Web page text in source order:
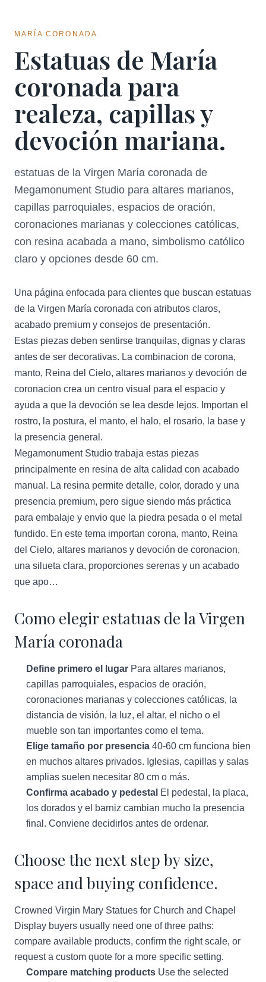
MARÍA CORONADA
Estatuas de María
coronada para
realeza, capillas y
devoción mariana.
estatuas de la Virgen María coronada de
Megamonument Studio para altares marianos,
capillas parroquiales, espacios de oración,
coronaciones marianas y colecciones católicas,
con resina acabada a mano, simbolismo católico
claro y opciones desde 60 cm.
Una página enfocada para clientes que buscan estatuas
de la Virgen María coronada con atributos claros,
acabado premium y consejos de presentación.
Estas piezas deben sentirse tranquilas, dignas y claras
antes de ser decorativas. La combinacion de corona,
manto, Reina del Cielo, altares marianos y devoción de
coronacion crea un centro visual para el espacio y
ayuda a que la devoción se lea desde lejos. Importan el
rostro, la postura, el manto, el halo, el rosario, la base y
la presencia general.
Megamonument Studio trabaja estas piezas
principalmente en resina de alta calidad con acabado
manual. La resina permite detalle, color, dorado y una
presencia premium, pero sigue siendo más práctica
para embalaje y envio que la piedra pesada o el metal
fundido. En este tema importan corona, manto, Reina
del Cielo, altares marianos y devoción de coronacion,
una silueta clara, proporciones serenas y un acabado
que apo…
Como elegir estatuas de la Virgen
María coronada
Define primero el lugar Para altares marianos,
capillas parroquiales, espacios de oración,
coronaciones marianas y colecciones católicas, la
distancia de visión, la luz, el altar, el nicho o el
mueble son tan importantes como el tema.
Elige tamaño por presencia 40-60 cm funciona bien
en muchos altares privados. Iglesias, capillas y salas
amplias suelen necesitar 80 cm o más.
Confirma acabado y pedestal El pedestal, la placa,
los dorados y el barniz cambian mucho la presencia
final. Conviene decidirlos antes de ordenar.
Choose the next step by size,
space and buying confidence.
Crowned Virgin Mary Statues for Church and Chapel
Display buyers usually need one of three paths:
compare available products, confirm the right scale, or
request a custom quote for a more specific setting.
Compare matching products Use the selected